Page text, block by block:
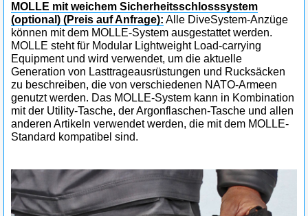
MOLLE mit weichem Sicherheitsschlosssystem
(optional) (Preis auf Anfrage): Alle DiveSystem-Anzüge
können mit dem MOLLE-System ausgestattet werden.
MOLLE steht für Modular Lightweight Load-carrying
Equipment und wird verwendet, um die aktuelle
Generation von Lasttrageausrüstungen und Rucksäcken
zu beschreiben, die von verschiedenen NATO-Armeen
genutzt werden. Das MOLLE-System kann in Kombination
mit der Utility-Tasche, der Argonflaschen-Tasche und allen
anderen Artikeln verwendet werden, die mit dem MOLLE-
Standard kompatibel sind.